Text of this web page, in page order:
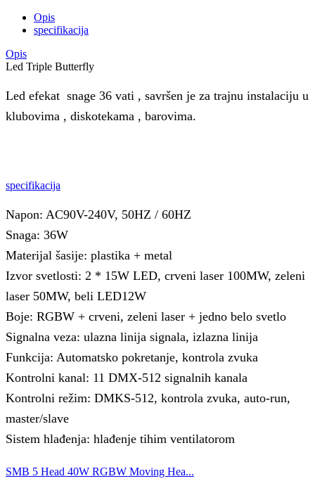
Opis
specifikacija
Opis
Led Triple Butterfly
Led efekat snage 36 vati , savršen je za trajnu instalaciju u
klubovima , diskotekama , barovima.
specifikacija
Napon: AC90V-240V, 50HZ / 60HZ
Snaga: 36W
Materijal šasije: plastika + metal
Izvor svetlosti: 2 * 15W LED, crveni laser 100MW, zeleni
laser 50MW, beli LED12W
Boje: RGBW + crveni, zeleni laser + jedno belo svetlo
Signalna veza: ulazna linija signala, izlazna linija
Funkcija: Automatsko pokretanje, kontrola zvuka
Kontrolni kanal: 11 DMX-512 signalnih kanala
Kontrolni režim: DMKS-512, kontrola zvuka, auto-run,
master/slave
Sistem hlađenja: hlađenje tihim ventilatorom
SMB 5 Head 40W RGBW Moving Hea...